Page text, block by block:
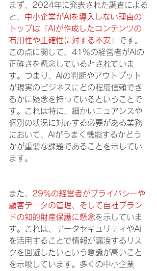
まず、2024年に発表された調査による
と、 中小企業がAIを導入しない理由の
トップは「AIが作成したコンテンツの
有用性や正確性に対する不安」 です。
この点に関して、41％の経営者がAIの
正確さを懸念しているとされていま
す。つまり、AIの判断やアウトプット
が現実のビジネスにどの程度信頼でき
るかに疑念を持っているということで
す。これは特に、細かいニュアンスや
個別の状況に対応する必要がある業務
において、AIがうまく機能するかどう
かが重要な課題であることを示してい
ます。
また、 29％の経営者がプライバシーや
顧客データの管理、そして自社ブラン
ドの知的財産保護に懸念を示していま
す。これは、データセキュリティやAI
を活用することで情報が漏洩するリス
クを回避したいという意識が高いこと
を示唆しています。多くの中小企業